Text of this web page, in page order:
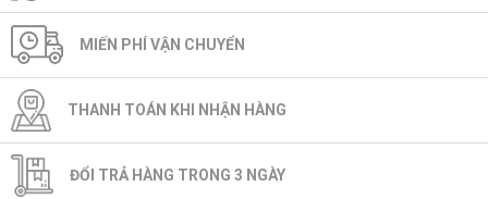
MIẾN PHÍ VẬN CHUYỂN
THANH TOÁN KHI NHẬN HÀNG
ĐỔI TRẢ HÀNG TRONG 3 NGÀY